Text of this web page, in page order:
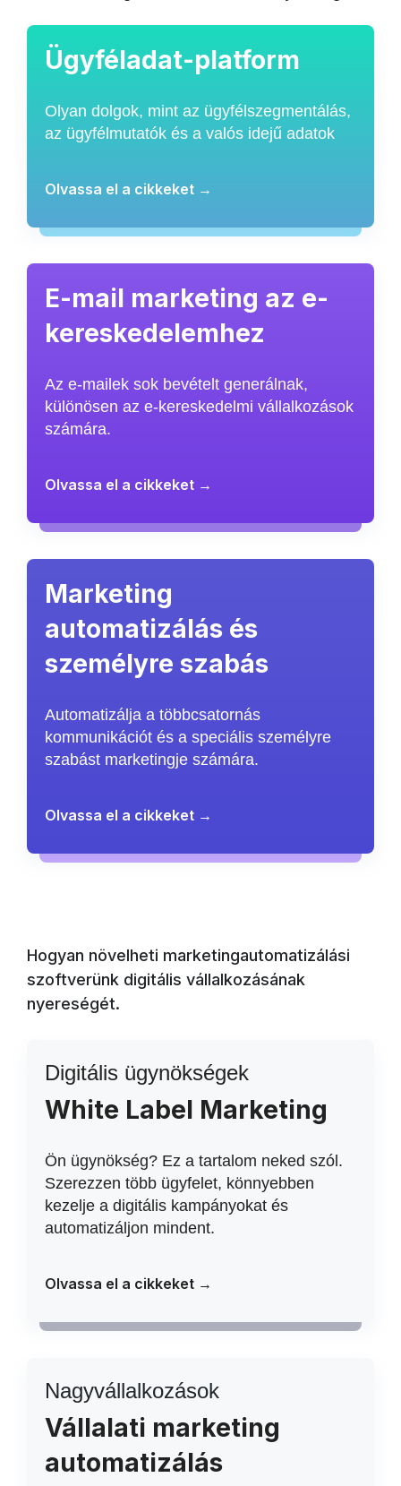
Ügyféladat-platform
Olyan dolgok, mint az ügyfélszegmentálás,
az ügyfélmutatók és a valós idejű adatok
Olvassa el a cikkeket →
E-mail marketing az e-
kereskedelemhez
Az e-mailek sok bevételt generálnak,
különösen az e-kereskedelmi vállalkozások
számára.
Olvassa el a cikkeket →
Marketing
automatizálás és
személyre szabás
Automatizálja a többcsatornás
kommunikációt és a speciális személyre
szabást marketingje számára.
Olvassa el a cikkeket →
Hogyan növelheti marketingautomatizálási
szoftverünk digitális vállalkozásának
nyereségét.
Digitális ügynökségek
White Label Marketing
Ön ügynökség? Ez a tartalom neked szól.
Szerezzen több ügyfelet, könnyebben
kezelje a digitális kampányokat és
automatizáljon mindent.
Olvassa el a cikkeket →
Nagyvállalkozások
Vállalati marketing
automatizálás